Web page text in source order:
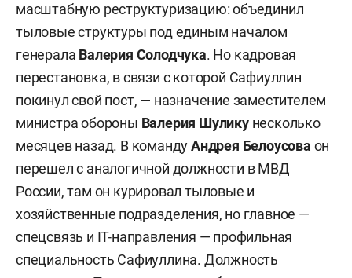
масштабную реструктуризацию:объединил
тыловые структуры под единым началом
генерала Валерия Солодчука. Но кадровая
перестановка, в связи с которой Сафиуллин
покинул свой пост, — назначение заместителем
министра обороны Валерия Шуликунесколько
месяцев назад. В командуАндрея Белоусова он
перешел с аналогичной должности в МВД
России, там он курировал тыловые и
хозяйственные подразделения, но главное —
спецсвязь и IT-направления — профильная
специальность Сафиуллина. Должность